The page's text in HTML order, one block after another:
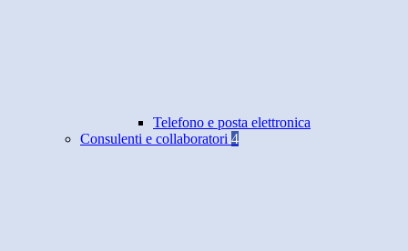
Telefono e posta elettronica
Consulenti e collaboratori 4